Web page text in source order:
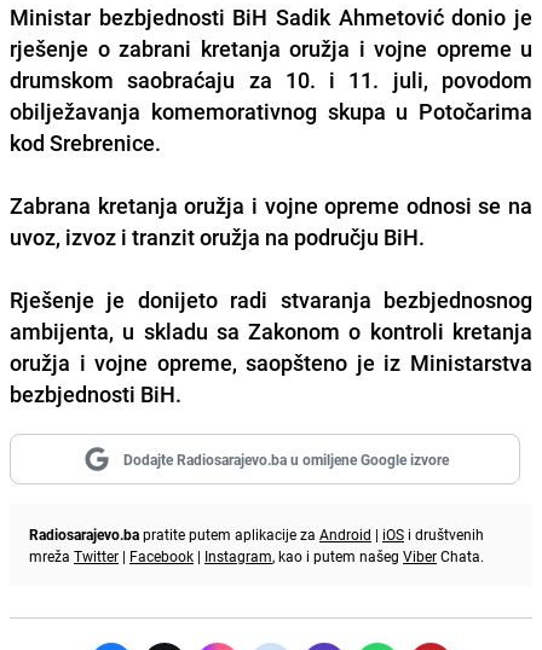
Ministar bezbjednosti BiH Sadik Ahmetović donio je
rješenje o zabrani kretanja oružja i vojne opreme u
drumskom saobraćaju za 10. i 11. juli, povodom
obilježavanja komemorativnog skupa u Potočarima
kod Srebrenice.
Zabrana kretanja oružja i vojne opreme odnosi se na
uvoz, izvoz i tranzit oružja na području BiH.
Rješenje je donijeto radi stvaranja bezbjednosnog
ambijenta, u skladu sa Zakonom o kontroli kretanja
oružja i vojne opreme, saopšteno je iz Ministarstva
bezbjednosti BiH.
Dodajte Radiosarajevo.ba u omiljene Google izvore
Radiosarajevo.bapratite putem aplikacije za Android | iOS i društvenih
mreža Twitter | Facebook | Instagram, kao i putem našeg ViberChata.